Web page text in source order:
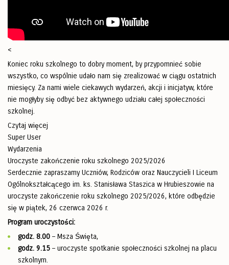
<
Koniec roku szkolnego to dobry moment, by przypomnieć sobie
wszystko, co wspólnie udało nam się zrealizować w ciągu ostatnich
miesięcy. Za nami wiele ciekawych wydarzeń, akcji i inicjatyw, które
nie mogłyby się odbyć bez aktywnego udziału całej społeczności
szkolnej.
Czytaj więcej
Super User
Wydarzenia
Uroczyste zakończenie roku szkolnego 2025/2026
Serdecznie zapraszamy Uczniów, Rodziców oraz Nauczycieli I Liceum
Ogólnokształcącego im. ks. Stanisława Staszica w Hrubieszowie na
uroczyste zakończenie roku szkolnego 2025/2026, które odbędzie
się w piątek, 26 czerwca 2026 r.
Program uroczystości:
godz. 8.00 – Msza Święta,
godz. 9.15 – uroczyste spotkanie społeczności szkolnej na placu
szkolnym.